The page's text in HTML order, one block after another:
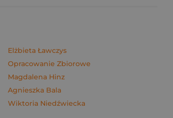
Elżbieta Ławczys
Opracowanie Zbiorowe
Magdalena Hinz
Agnieszka Bala
Wiktoria Niedźwiecka